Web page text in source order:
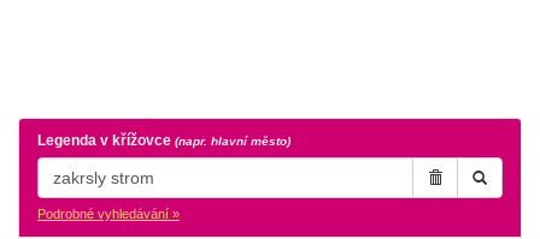
Legenda v křížovce (napr. hlavní město)
Podrobné vyhledávání »